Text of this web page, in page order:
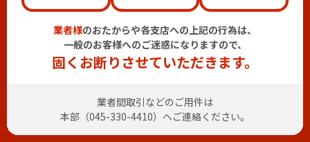
業者様のおたからや各支店への上記の行為は、
一般のお客様へのご迷惑になりますので、
固くお断りさせていただきます。
業者間取引などのご用件は
本部（045-330-4410）へご連絡ください。